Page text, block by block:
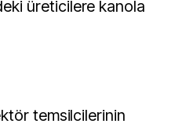
üreticilere kanola
temsilcilerinin